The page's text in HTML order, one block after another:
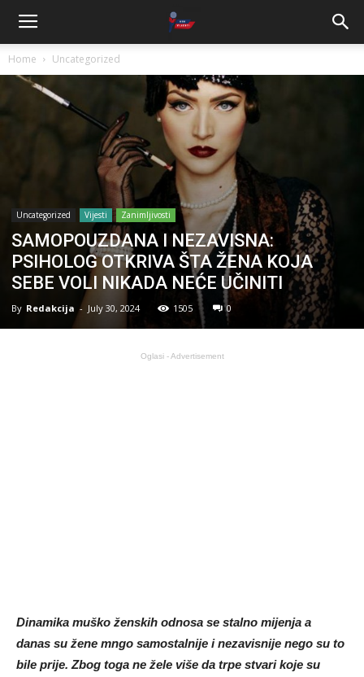
Home Uncategorized
Uncategorized Vijesti Zanimljivosti
SAMOPOUZDANA I NEZAVISNA:
PSIHOLOG OTKRIVA ŠTA ŽENA KOJA
SEBE VOLI NIKADA NEĆE UČINITI
By Redakcija - July 30, 2024 1505 0
Oglasi - Advertisement
Dinamika muško ženskih odnosa se stalno mijenja a
danas su žene mngo samostalnije i nezavisnije nego su to
bile prije. Zbog toga ne žele više da trpe stvari koje su